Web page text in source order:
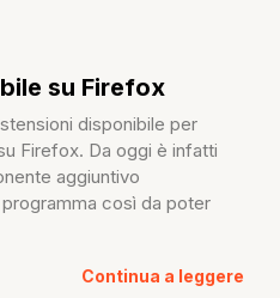
su Firefox
disponibile per
Firefox. Da oggi è infatti
aggiuntivo
così da poter
Continua a leggere